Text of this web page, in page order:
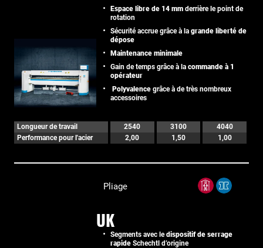
Espace libre de 14 mm derrière le point de
rotation
Sécurité accrue grâce à la grande liberté de
dépose
Maintenance minimale
Gain de temps grâce à la commande à 1
opérateur
Polyvalence grâce à de très nombreux
accessoires
Longueur de travail 2540 3100
4040
Performance pour l'acier
2,00 1,50 1,00
Pliage
UK
Segments avec ledispositif de serrage
rapide Schechtl d’origine